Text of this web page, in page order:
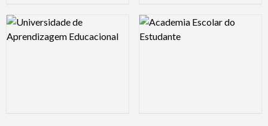
Logo Preview Image Logo Preview Image